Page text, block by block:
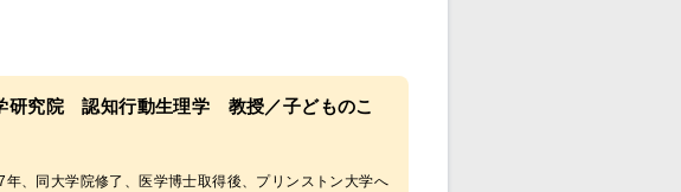
研究院 認知行動生理学 教授／子どものこ
、同大学院修了、医学博士取得後、プリンストン大学へ